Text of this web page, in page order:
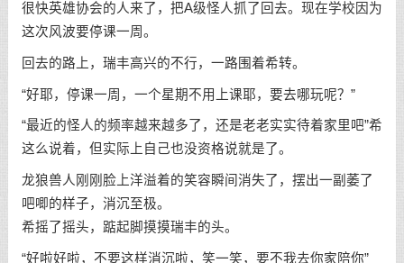
很快英雄协会的人来了，把A级怪人抓了回去。现在学校因为
这次风波要停课一周。
回去的路上，瑞丰高兴的不行，一路围着希转。
“好耶，停课一周，一个星期不用上课耶，要去哪玩呢？”
“最近的怪人的频率越来越多了，还是老老实实待着家里吧”希
这么说着，但实际上自己也没资格说就是了。
龙狼兽人刚刚脸上洋溢着的笑容瞬间消失了，摆出一副萎了
吧唧的样子，消沉至极。
希摇了摇头，踮起脚摸摸瑞丰的头。
“好啦好啦，不要这样消沉啦，笑一笑，要不我去你家陪你”